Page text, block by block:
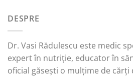
DESPRE
Dr. Vasi Rădulescu este medic
expert în nutriție, educator în
oficial găsești o mulțime de cărți